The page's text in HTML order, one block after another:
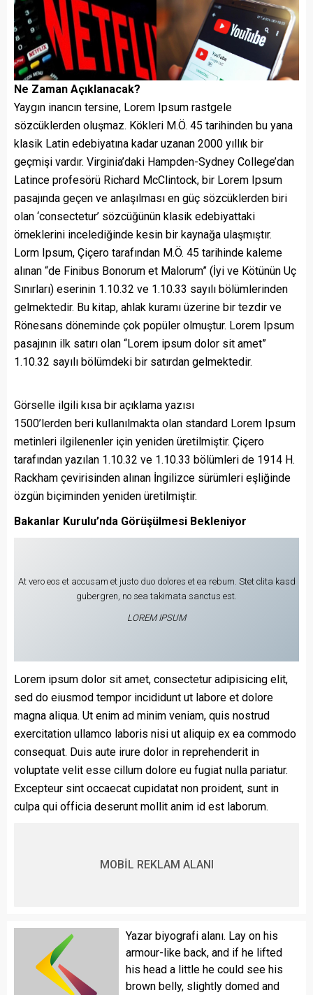
Ne Zaman Açıklanacak?
Yaygın inancın tersine, Lorem Ipsum rastgele
sözcüklerden oluşmaz. Kökleri M.Ö. 45 tarihinden bu yana
klasik Latin edebiyatına kadar uzanan 2000 yıllık bir
geçmişi vardır. Virginia’daki Hampden-Sydney College’dan
Latince profesörü Richard McClintock, bir Lorem Ipsum
pasajında geçen ve anlaşılması en güç sözcüklerden biri
olan ‘consectetur’ sözcüğünün klasik edebiyattaki
örneklerini incelediğinde kesin bir kaynağa ulaşmıştır.
Lorm Ipsum, Çiçero tarafından M.Ö. 45 tarihinde kaleme
alınan “de Finibus Bonorum et Malorum” (İyi ve Kötünün Uç
Sınırları) eserinin 1.10.32 ve 1.10.33 sayılı bölümlerinden
gelmektedir. Bu kitap, ahlak kuramı üzerine bir tezdir ve
Rönesans döneminde çok popüler olmuştur. Lorem Ipsum
pasajının ilk satırı olan “Lorem ipsum dolor sit amet”
1.10.32 sayılı bölümdeki bir satırdan gelmektedir.
Görselle ilgili kısa bir açıklama yazısı
1500’lerden beri kullanılmakta olan standard Lorem Ipsum
metinleri ilgilenenler için yeniden üretilmiştir. Çiçero
tarafından yazılan 1.10.32 ve 1.10.33 bölümleri de 1914 H.
Rackham çevirisinden alınan İngilizce sürümleri eşliğinde
özgün biçiminden yeniden üretilmiştir.
Bakanlar Kurulu’nda Görüşülmesi Bekleniyor
At vero eos et accusam et justo duo dolores et ea rebum. Stet clita kasd
gubergren, no sea takimata sanctus est.
LOREM IPSUM
Lorem ipsum dolor sit amet, consectetur adipisicing elit,
sed do eiusmod tempor incididunt ut labore et dolore
magna aliqua. Ut enim ad minim veniam, quis nostrud
exercitation ullamco laboris nisi ut aliquip ex ea commodo
consequat. Duis aute irure dolor in reprehenderit in
voluptate velit esse cillum dolore eu fugiat nulla pariatur.
Excepteur sint occaecat cupidatat non proident, sunt in
culpa qui officia deserunt mollit anim id est laborum.
MOBİL REKLAM ALANI
Yazar biyografi alanı. Lay on his
armour-like back, and if he lifted
his head a little he could see his
brown belly, slightly domed and